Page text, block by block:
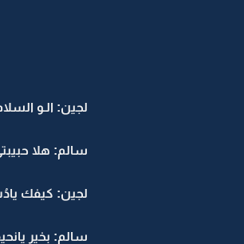
لجين: الـو
سالم: هلا
لجين: كيفك
سالم: بخير